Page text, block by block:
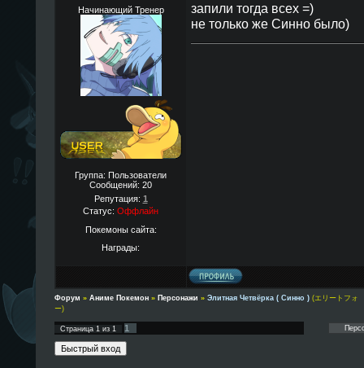
Начинающий Тренер
Группа: Пользователи
Сообщений: 20
Репутация: 1
Статус: Оффлайн
Покемоны сайта:
Награды:
запили тогда всех =)
не только же Синно было)
Форум » Аниме Покемон » Персонажи » Элитная Четвёрка ( Синно ) (エリートフォ
ー)
Страница 1из 1 1